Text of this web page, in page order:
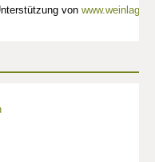
von